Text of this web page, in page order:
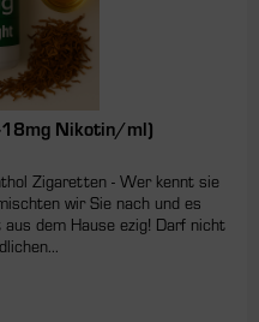
18mg Nikotin/ml)
Zigaretten - Wer kennt sie
wir Sie nach und es
dem Hause ezig! Darf nicht